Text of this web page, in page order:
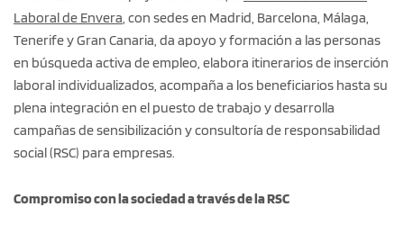
Laboral de Envera, con sedes en Madrid, Barcelona, Málaga,
Tenerife y Gran Canaria, da apoyo y formación a las personas
en búsqueda activa de empleo, elabora itinerarios de inserción
laboral individualizados, acompaña a los beneficiarios hasta su
plena integración en el puesto de trabajo y desarrolla
campañas de sensibilización y consultoría de responsabilidad
social (RSC) para empresas.
Compromiso con la sociedad a través de la RSC